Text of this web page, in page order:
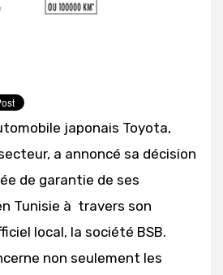
japonais Toyota,
a annoncé sa décision
de garantie de ses
Tunisie à travers son
local, la société BSB.
non seulement les